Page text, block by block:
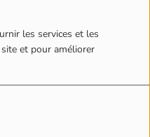
les services et les
et pour améliorer
Ambre nous emmène en
incroyables, parfois